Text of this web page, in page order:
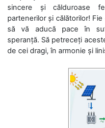
sincere și călduroase
partenerilor și călătorilor!
să vă aducă pace în
speranță. Să petreceți
de cei dragi, în armonie și